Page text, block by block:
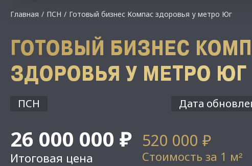
Главная ПСН Готовый бизнес Компас здоровья у метро Юг
ГОТОВЫЙ БИЗНЕС
ЗДОРОВЬЯ У МЕТРО ЮГ
ПСН Дата
26 000 000 ₽
Итоговая цена
520 000 ₽
Стоимость за 1 м²